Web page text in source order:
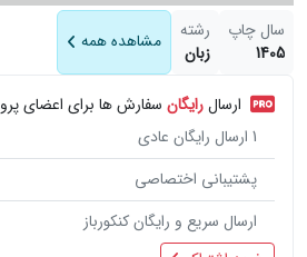
سال چاپ
1405
رشته
زبان
مشاهده همه
ارسالرایگان سفارش ها برای اعضای پرو
1 ارسال رایگان عادی
پشتیبانی اختصاصی
ارسال سریع و رایگان کنکورباز